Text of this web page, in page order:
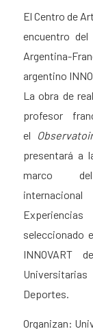
El Centro de
encuentro
Argentina-
argentino
La obra de
profesor
el
presentará a
marco
seleccionado
INNOVART
Deportes.
Organizan: